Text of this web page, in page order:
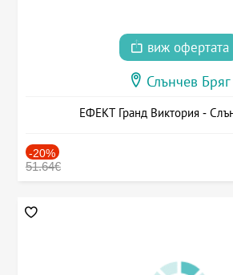
виж офертата
Слънчев Бряг
ЕФЕКТ Гранд Виктория -
-20%
51.64€